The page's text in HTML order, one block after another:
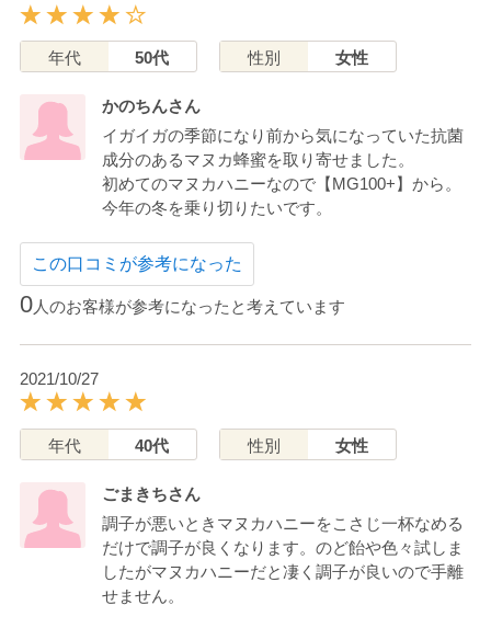
年代 50代 性別 女性
かのちんさん
イガイガの季節になり前から気になっていた抗菌
成分のあるマヌカ蜂蜜を取り寄せました。
初めてのマヌカハニーなので【MG100+】から。
今年の冬を乗り切りたいです。
この口コミが参考になった
0人のお客様が参考になったと考えています
2021/10/27
年代 40代 性別 女性
ごまきちさん
調子が悪いときマヌカハニーをこさじ一杯なめる
だけで調子が良くなります。のど飴や色々試しま
したがマヌカハニーだと凄く調子が良いので手離
せません。